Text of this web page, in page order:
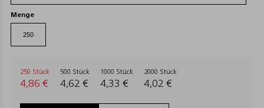
Menge
250 Stück
4,86 €
500 Stück
4,62 €
1000 Stück
4,33 €
2000 Stück
4,02 €